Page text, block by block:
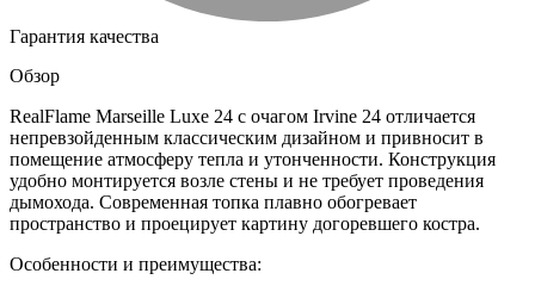
Гарантия качества
Обзор
RealFlame Marseille Luxe 24 с очагом Irvine 24 отличается
непревзойденным классическим дизайном и привносит в
помещение атмосферу тепла и утонченности. Конструкция
удобно монтируется возле стены и не требует проведения
дымохода. Современная топка плавно обогревает
пространство и проецирует картину догоревшего костра.
Особенности и преимущества: